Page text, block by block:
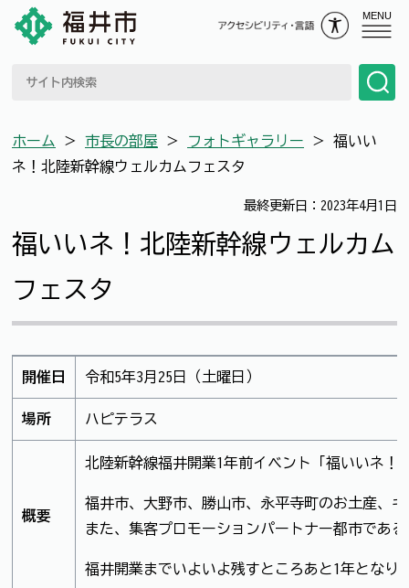
MENU
ホーム ＞ 市長の部屋 ＞ フォトギャラリー ＞ 福いい
ネ！北陸新幹線ウェルカムフェスタ
最終更新日：2023年4月1日
福いいネ！北陸新幹線ウェルカム
フェスタ
開催日 令和5年3月25日（土曜日）
場所 ハピテラス
概要
北陸新幹線福井開業1年前イベント「福いいネ
福井市、大野市、勝山市、永平寺町のお土産、
また、集客プロモーションパートナー都市であ
福井開業までいよいよ残すところあと1年とな